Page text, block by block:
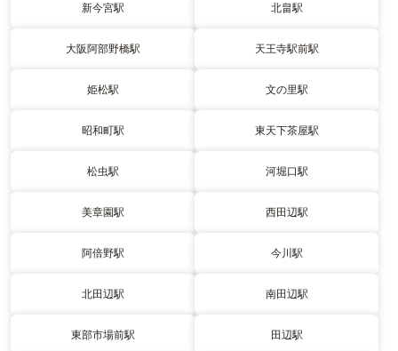
新今宮駅 北畠駅
大阪阿部野橋駅 天王寺駅前駅
姫松駅 文の里駅
昭和町駅 東天下茶屋駅
松虫駅 河堀口駅
美章園駅 西田辺駅
阿倍野駅 今川駅
北田辺駅 南田辺駅
東部市場前駅 田辺駅